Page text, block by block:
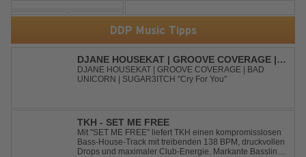
DDP Music Tipps
DJANE HOUSEKAT | GROOVE COVERAGE |
BAD UNICORN | SUGAR3ITCH - CRY FOR
YOU
DJANE HOUSEKAT | GROOVE COVERAGE | BAD
UNICORN | SUGAR3ITCH "Cry For You"
TKH - SET ME FREE
Mit "SET ME FREE" liefert TKH einen kompromisslosen
Bass-House-Track mit treibenden 138 BPM, druckvollen
Drops und maximaler Club-Energie. Markante Basslines